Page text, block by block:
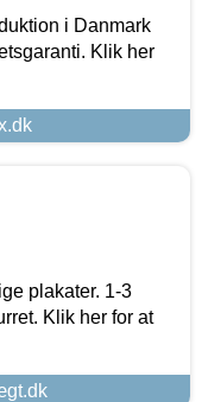
i Danmark
Klik her
plakater. 1-3
Klik her for at